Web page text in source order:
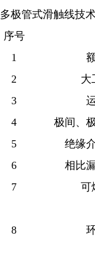
多极管式滑触线技
序号
1
2
大
3
4
极间、
5
绝缘
6
相比
7
可
8